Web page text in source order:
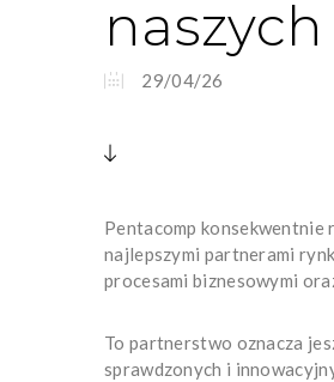
29/04/26
Pentacomp konsekwentnie
najlepszymi partnerami
procesami biznesowymi
To partnerstwo oznacza
sprawdzonych i